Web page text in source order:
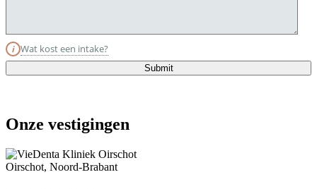
i Wat kost een intake?
Submit
Onze vestigingen
Oirschot, Noord-Brabant